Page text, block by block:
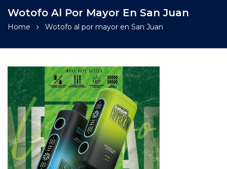
Wotofo Al Por Mayor En San Juan
Home Wotofo al por mayor en San Juan